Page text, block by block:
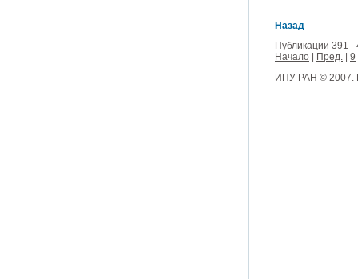
Назад
Публикации 391 -
Начало
Пред.
9
ИПУ РАН © 2007.